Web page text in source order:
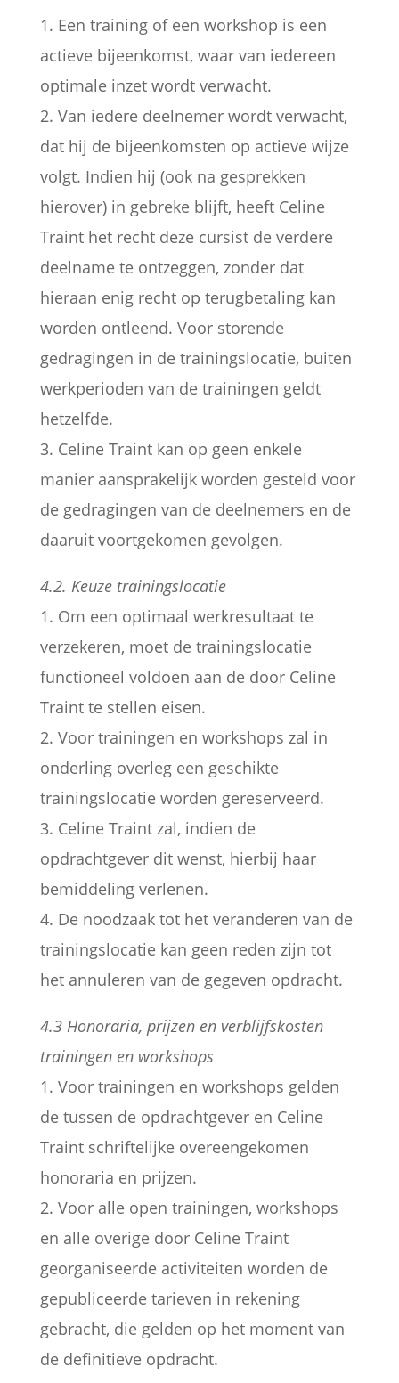
1. Een training of een workshop is een
actieve bijeenkomst, waar van iedereen
optimale inzet wordt verwacht.
2. Van iedere deelnemer wordt verwacht,
dat hij de bijeenkomsten op actieve wijze
volgt. Indien hij (ook na gesprekken
hierover) in gebreke blijft, heeft Celine
Traint het recht deze cursist de verdere
deelname te ontzeggen, zonder dat
hieraan enig recht op terugbetaling kan
worden ontleend. Voor storende
gedragingen in de trainingslocatie, buiten
werkperioden van de trainingen geldt
hetzelfde.
3. Celine Traint kan op geen enkele
manier aansprakelijk worden gesteld voor
de gedragingen van de deelnemers en de
daaruit voortgekomen gevolgen.
4.2. Keuze trainingslocatie
1. Om een optimaal werkresultaat te
verzekeren, moet de trainingslocatie
functioneel voldoen aan de door Celine
Traint te stellen eisen.
2. Voor trainingen en workshops zal in
onderling overleg een geschikte
trainingslocatie worden gereserveerd.
3. Celine Traint zal, indien de
opdrachtgever dit wenst, hierbij haar
bemiddeling verlenen.
4. De noodzaak tot het veranderen van de
trainingslocatie kan geen reden zijn tot
het annuleren van de gegeven opdracht.
4.3 Honoraria, prijzen en verblijfskosten
trainingen en workshops
1. Voor trainingen en workshops gelden
de tussen de opdrachtgever en Celine
Traint schriftelijke overeengekomen
honoraria en prijzen.
2. Voor alle open trainingen, workshops
en alle overige door Celine Traint
georganiseerde activiteiten worden de
gepubliceerde tarieven in rekening
gebracht, die gelden op het moment van
de definitieve opdracht.